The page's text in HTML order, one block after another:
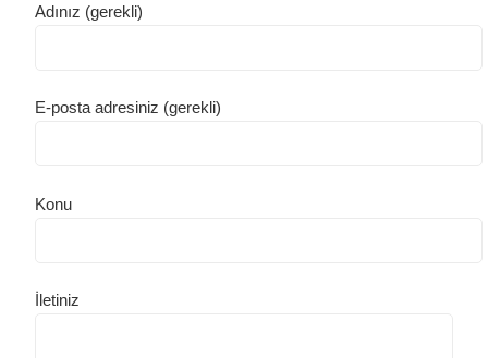
Adınız (gerekli)
E-posta adresiniz (gerekli)
Konu
İletiniz